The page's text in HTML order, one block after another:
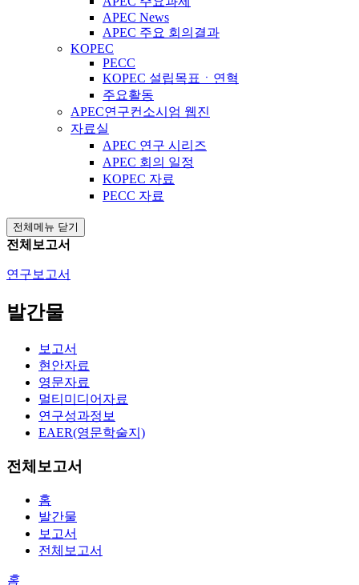
APEC News
APEC 주요 회의결과
KOPEC
PECC
KOPEC 설립목표ㆍ연혁
주요활동
APEC연구컨소시엄 웹진
자료실
APEC 연구 시리즈
APEC 회의 일정
KOPEC 자료
PECC 자료
전체메뉴 닫기
전체보고서
연구보고서
발간물
보고서
현안자료
영문자료
멀티미디어자료
연구성과정보
EAER(영문학술지)
전체보고서
홈
발간물
보고서
전체보고서
홈